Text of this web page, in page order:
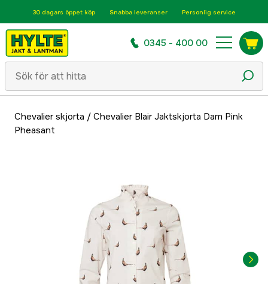
30 dagars öppet köp Snabba leveranser Personlig service
0345 - 400 00
Chevalier skjorta / Chevalier Blair Jaktskjorta Dam Pink
Pheasant